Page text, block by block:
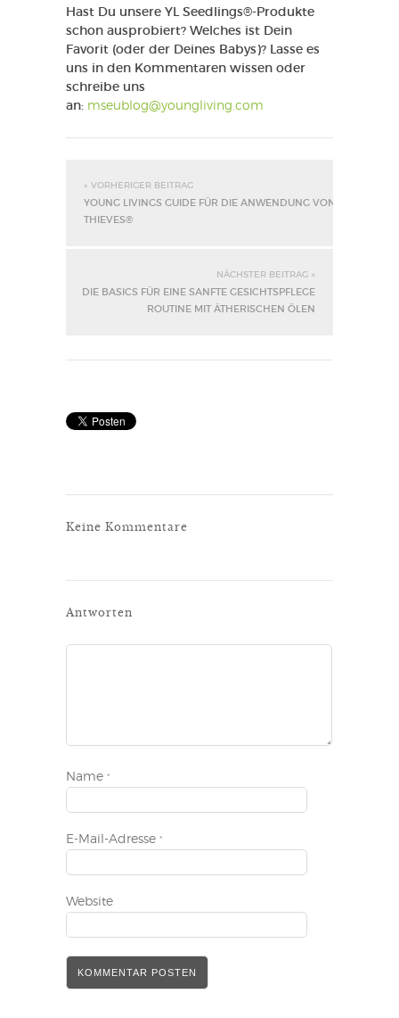
Hast Du unsere YL Seedlings®-Produkte
schon ausprobiert? Welches ist Dein
Favorit (oder der Deines Babys)? Lasse es
uns in den Kommentaren wissen oder
schreibe uns
an: mseublog@youngliving.com
« VORHERIGER BEITRAG
YOUNG LIVINGS GUIDE FÜR DIE ANWENDUNG VON
THIEVES®
NÄCHSTER BEITRAG »
DIE BASICS FÜR EINE SANFTE GESICHTSPFLEGE
ROUTINE MIT ÄTHERISCHEN ÖLEN
Keine Kommentare
Antworten
Name *
E-Mail-Adresse *
Website